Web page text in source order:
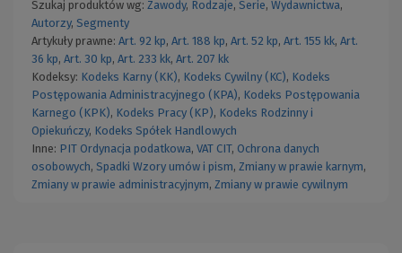
Szukaj produktów wg: Zawody, Rodzaje, Serie, Wydawnictwa,
Autorzy, Segmenty
Artykuły prawne: Art. 92 kp, Art. 188 kp, Art. 52 kp, Art. 155 kk, Art.
36 kp, Art. 30 kp, Art. 233 kk, Art. 207 kk
Kodeksy: Kodeks Karny (KK), Kodeks Cywilny (KC), Kodeks
Postępowania Administracyjnego (KPA), Kodeks Postępowania
Karnego (KPK), Kodeks Pracy (KP), Kodeks Rodzinny i
Opiekuńczy, Kodeks Spółek Handlowych
Inne: PIT Ordynacja podatkowa, VAT CIT, Ochrona danych
osobowych, Spadki Wzory umów i pism, Zmiany w prawie karnym,
Zmiany w prawie administracyjnym, Zmiany w prawie cywilnym